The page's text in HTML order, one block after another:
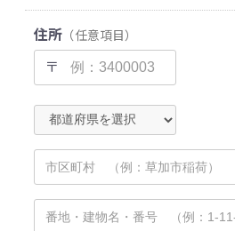
住所 （任意項目）
〒